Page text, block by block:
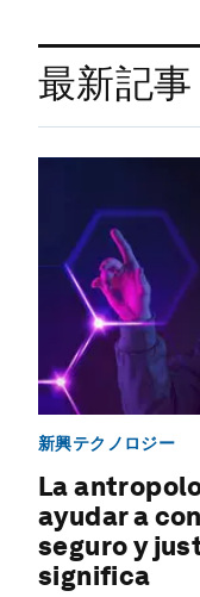
最新記事
新興テクノロジー
La
ayudar a
seguro y
significa